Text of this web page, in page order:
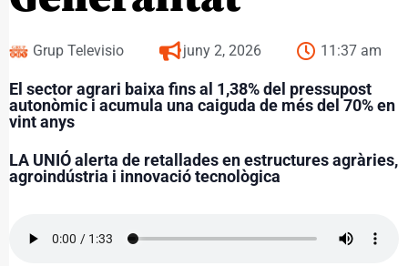
Grup Televisio juny 2, 2026 11:37 am
El sector agrari baixa fins al 1,38% del pressupost
autonòmic i acumula una caiguda de més del 70% en
vint anys
LA UNIÓ alerta de retallades en estructures agràries,
agroindústria i innovació tecnològica